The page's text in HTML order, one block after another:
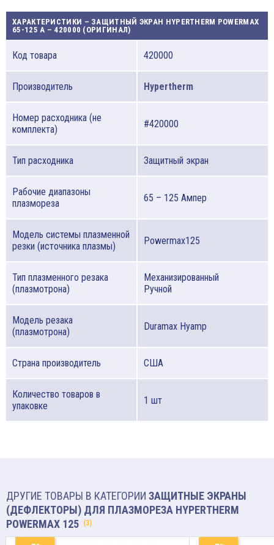
ХАРАКТЕРИСТИКИ – ЗАЩИТНЫЙ ЭКРАН HYPERTHERM POWERMAX
65-125 A – 420000 (ОРИГИНАЛ)
Код товара 420000
Производитель Hypertherm
Номер расходника (не
комплекта)
#420000
Тип расходника Защитный экран
Рабочие диапазоны
плазмореза
65 – 125 Ампер
Модель системы плазменной
резки (источника плазмы)
Powermax125
Тип плазменного резака
(плазмотрона)
Механизированный
Ручной
Модель резака
(плазмотрона)
Duramax Hyamp
Страна производитель США
Количество товаров в
упаковке
1 шт
ДРУГИЕ ТОВАРЫ В КАТЕГОРИИ ЗАЩИТНЫЕ ЭКРАНЫ
(ДЕФЛЕКТОРЫ) ДЛЯ ПЛАЗМОРЕЗА HYPERTHERM
POWERMAX 125 (3)